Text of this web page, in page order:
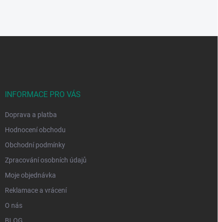
INFORMACE PRO VÁS
Doprava a platba
Hodnocení obchodu
Obchodní podmínky
Zpracování osobních údajů
Moje objednávka
Reklamace a vrácení
O nás